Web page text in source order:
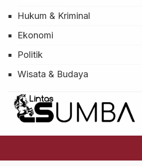
Hukum & Kriminal
Ekonomi
Politik
Wisata & Budaya